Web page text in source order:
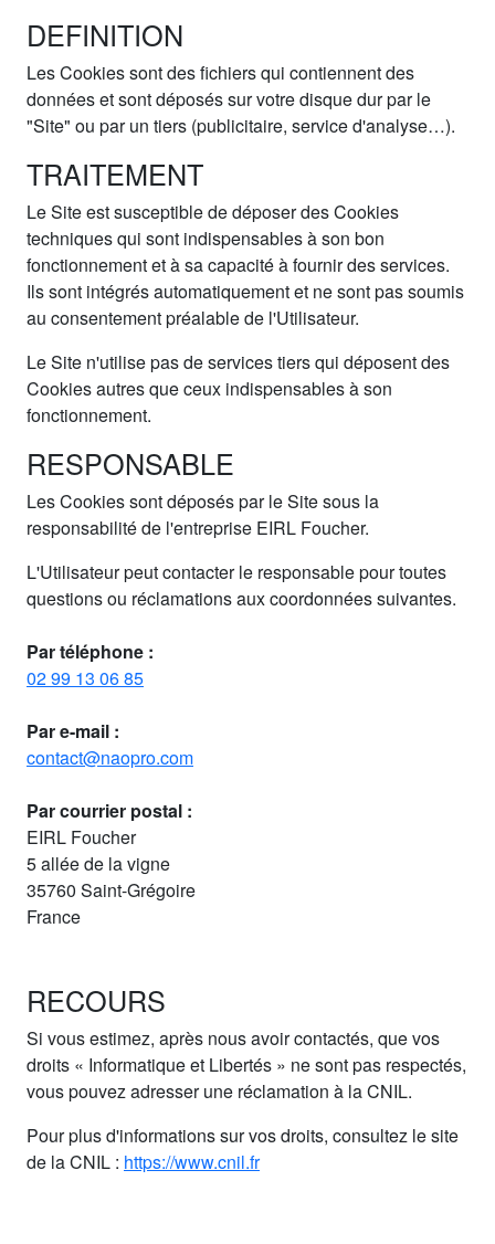
DEFINITION
Les Cookies sont des fichiers qui contiennent des
données et sont déposés sur votre disque dur par le
"Site" ou par un tiers (publicitaire, service d'analyse…).
TRAITEMENT
Le Site est susceptible de déposer des Cookies
techniques qui sont indispensables à son bon
fonctionnement et à sa capacité à fournir des services.
Ils sont intégrés automatiquement et ne sont pas soumis
au consentement préalable de l'Utilisateur.
Le Site n'utilise pas de services tiers qui déposent des
Cookies autres que ceux indispensables à son
fonctionnement.
RESPONSABLE
Les Cookies sont déposés par le Site sous la
responsabilité de l'entreprise EIRL Foucher.
L'Utilisateur peut contacter le responsable pour toutes
questions ou réclamations aux coordonnées suivantes.
Par téléphone :
02 99 13 06 85
Par e-mail :
contact@naopro.com
Par courrier postal :
EIRL Foucher
5 allée de la vigne
35760 Saint-Grégoire
France
RECOURS
Si vous estimez, après nous avoir contactés, que vos
droits « Informatique et Libertés » ne sont pas respectés,
vous pouvez adresser une réclamation à la CNIL.
Pour plus d'informations sur vos droits, consultez le site
de la CNIL : https://www.cnil.fr